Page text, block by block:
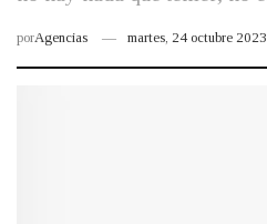
porAgencias martes, 24 octubre